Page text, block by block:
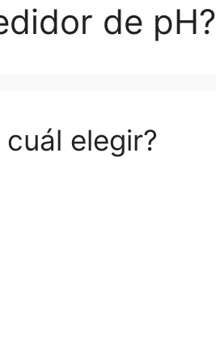
de pH?
elegir?